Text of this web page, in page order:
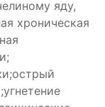
яду,
хроническая